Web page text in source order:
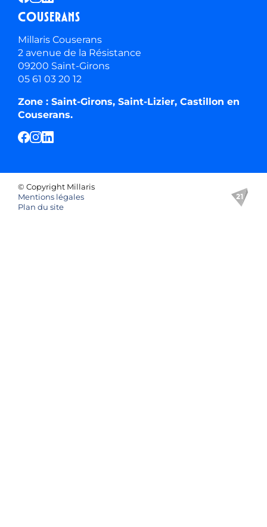
Couserans
Millaris Couserans
2 avenue de la Résistance
09200 Saint-Girons
05 61 03 20 12
Zone : Saint-Girons, Saint-Lizier, Castillon en
Couserans.
© Copyright Millaris
Mentions légales
Plan du site